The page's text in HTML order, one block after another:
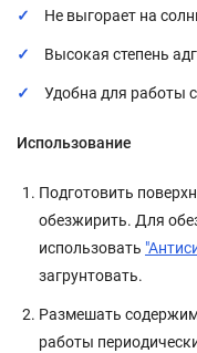
Не выгорает на
Высокая степень
Удобна для работы
Использование
Подготовить
обезжирить. Для
использовать
загрунтовать.
Размешать
работы